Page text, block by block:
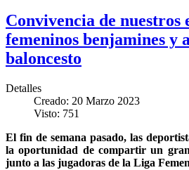
Convivencia de nuestros
femeninos benjamines y
baloncesto
Detalles
Creado: 20 Marzo 2023
Visto: 751
El fin de semana pasado, las
la oportunidad de compartir un
junto a las jugadoras de la Liga